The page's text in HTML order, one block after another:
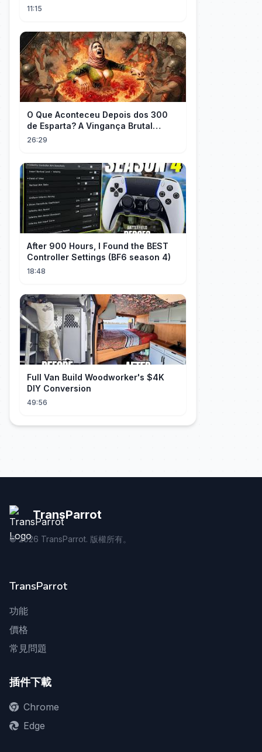
11:15
O Que Aconteceu Depois dos 300
de Esparta? A Vingança Brutal
Contra os Persas
26:29
After 900 Hours, I Found the BEST
Controller Settings (BF6 season 4)
18:48
Full Van Build Woodworker's $4K
DIY Conversion
49:56
TransParrot
©2026 TransParrot. 版權所有。
TransParrot
功能
價格
常見問題
插件下載
Chrome
Edge